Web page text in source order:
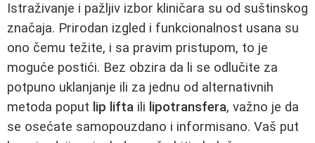
Istraživanje i pažljiv izbor kliničara su od suštinskog
značaja. Prirodan izgled i funkcionalnost usana su
ono čemu težite, i sa pravim pristupom, to je
moguće postići. Bez obzira da li se odlučite za
potpuno uklanjanje ili za jednu od alternativnih
metoda poput lip lifta ili lipotransfera, važno je da
se osećate samopouzdano i informisano. Vaš put